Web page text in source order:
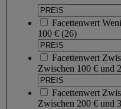
Facettenwert
100 € (26)
Facettenwert
Zwischen 100 € und
Facettenwert
Zwischen 200 € und